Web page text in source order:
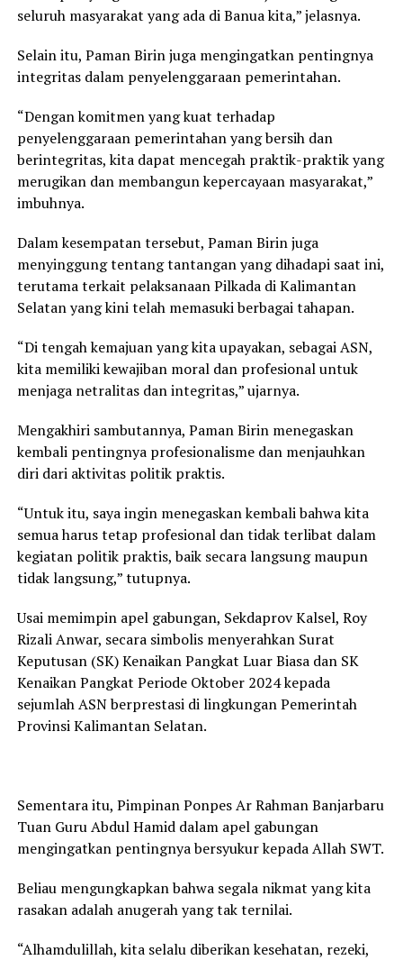
seluruh masyarakat yang ada di Banua kita,” jelasnya.
Selain itu, Paman Birin juga mengingatkan pentingnya
integritas dalam penyelenggaraan pemerintahan.
“Dengan komitmen yang kuat terhadap
penyelenggaraan pemerintahan yang bersih dan
berintegritas, kita dapat mencegah praktik-praktik yang
merugikan dan membangun kepercayaan masyarakat,”
imbuhnya.
Dalam kesempatan tersebut, Paman Birin juga
menyinggung tentang tantangan yang dihadapi saat ini,
terutama terkait pelaksanaan Pilkada di Kalimantan
Selatan yang kini telah memasuki berbagai tahapan.
“Di tengah kemajuan yang kita upayakan, sebagai ASN,
kita memiliki kewajiban moral dan profesional untuk
menjaga netralitas dan integritas,” ujarnya.
Mengakhiri sambutannya, Paman Birin menegaskan
kembali pentingnya profesionalisme dan menjauhkan
diri dari aktivitas politik praktis.
“Untuk itu, saya ingin menegaskan kembali bahwa kita
semua harus tetap profesional dan tidak terlibat dalam
kegiatan politik praktis, baik secara langsung maupun
tidak langsung,” tutupnya.
Usai memimpin apel gabungan, Sekdaprov Kalsel, Roy
Rizali Anwar, secara simbolis menyerahkan Surat
Keputusan (SK) Kenaikan Pangkat Luar Biasa dan SK
Kenaikan Pangkat Periode Oktober 2024 kepada
sejumlah ASN berprestasi di lingkungan Pemerintah
Provinsi Kalimantan Selatan.
Sementara itu, Pimpinan Ponpes Ar Rahman Banjarbaru
Tuan Guru Abdul Hamid dalam apel gabungan
mengingatkan pentingnya bersyukur kepada Allah SWT.
Beliau mengungkapkan bahwa segala nikmat yang kita
rasakan adalah anugerah yang tak ternilai.
“Alhamdulillah, kita selalu diberikan kesehatan, rezeki,